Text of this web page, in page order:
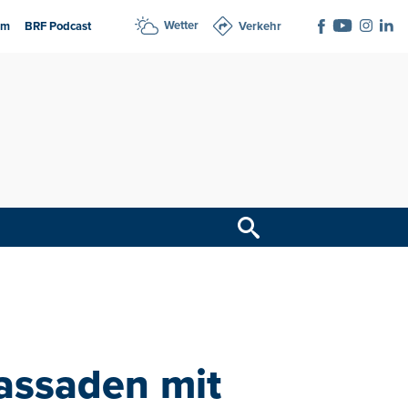
BRF Podcast Wetter Verkehr
mit